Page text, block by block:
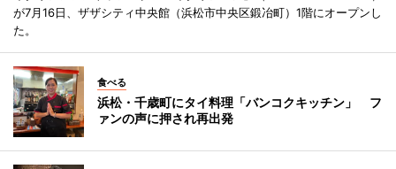
が7月16日、ザザシティ中央館（浜松市中央区鍛冶町）1階にオープンし
た。
食べる
浜松・千歳町にタイ料理「バンコクキッチン」 フ
ァンの声に押され再出発